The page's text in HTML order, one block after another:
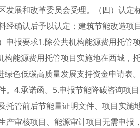
发展和改革委员会受理。（四）认
经确认后予以认定；建筑节能改造
申报要求1.除公共机构能源费用托管
构能源费用托管项目实施地在西城，
绿色低碳高质量发展支持资金申请表
。4.承诺函。5.申报节能降碳咨询项
托管前后节能量证明文件、项目实
产审核项目、能源审计项目无需申